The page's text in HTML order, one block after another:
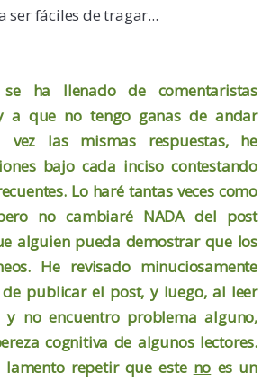
ser fáciles de tragar...
ha llenado de comentaristas
a que no tengo ganas de andar
vez las mismas respuestas, he
bajo cada inciso contestando
Lo haré tantas veces como
no cambiaré NADA del post
alguien pueda demostrar que los
He revisado minuciosamente
publicar el post, y luego, al leer
y no encuentro problema alguno,
cognitiva de algunos lectores.
lamento repetir que este no es un